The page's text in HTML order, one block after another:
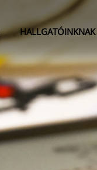
HALLGATÓINKNAK